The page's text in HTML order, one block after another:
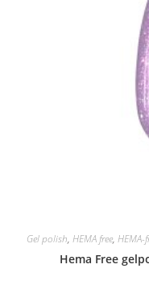
Gel polish, HEMA free, HEMA-
Hema Free